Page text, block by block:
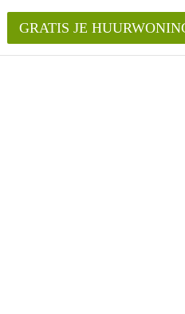
in Amersfoort?
GRATIS JE